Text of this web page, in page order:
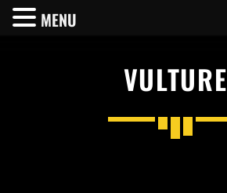
VULTURE
MENU